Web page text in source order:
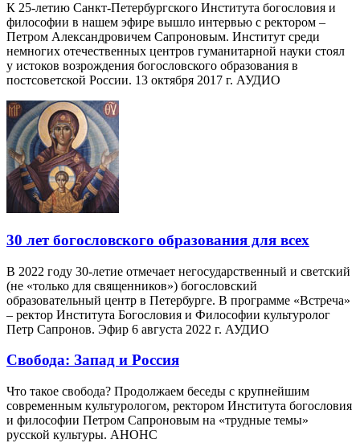
К 25-летию Санкт-Петербургского Института богословия и
философии в нашем эфире вышло интервью с ректором –
Петром Александровичем Сапроновым. Институт среди
немногих отечественных центров гуманитарной науки стоял
у истоков возрождения богословского образования в
постсоветской России. 13 октября 2017 г. АУДИО
30 лет богословского образования для всех
В 2022 году 30-летие отмечает негосударственный и светский
(не «только для священников») богословский
образовательный центр в Петербурге. В программе «Встреча»
– ректор Института Богословия и Философии культуролог
Петр Сапронов. Эфир 6 августа 2022 г. АУДИО
Свобода: Запад и Россия
Что такое свобода? Продолжаем беседы с крупнейшим
современным культурологом, ректором Института богословия
и философии Петром Сапроновым на «трудные темы»
русской культуры. АНОНС